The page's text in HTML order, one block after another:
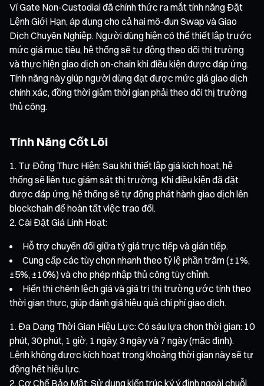
Ví Gate Non-Custodial đã chính thức ra mắt tính năng Đặt
Lệnh Giới Hạn, áp dụng cho cả hai mô-đun Swap và Giao
Dịch Chuyên Nghiệp. Người dùng hiện có thể thiết lập trước
mức giá mục tiêu, hệ thống sẽ tự động theo dõi thị trường
và thực hiện giao dịch on-chain khi điều kiện được đáp ứng.
Tính năng này giúp người dùng đạt được mức giá giao dịch
chính xác, đồng thời giảm thời gian phải theo dõi thị trường
thủ công.
Tính Năng Cốt Lõi
Tự Động Thực Hiện: Sau khi thiết lập giá kích hoạt, hệ
thống sẽ liên tục giám sát thị trường. Khi điều kiện đã đặt
được đáp ứng, hệ thống sẽ tự động phát hành giao dịch lên
blockchain để hoàn tất việc trao đổi.
Cài Đặt Giá Linh Hoạt:
Hỗ trợ chuyển đổi giữa tỷ giá trực tiếp và gián tiếp.
Cung cấp các tùy chọn nhanh theo tỷ lệ phần trăm (±1%,
±5%, ±10%) và cho phép nhập thủ công tùy chỉnh.
Hiển thị chênh lệch giá và giá trị thị trường ước tính theo
thời gian thực, giúp đánh giá hiệu quả chi phí giao dịch.
Đa Dạng Thời Gian Hiệu Lực: Có sáu lựa chọn thời gian: 10
phút, 30 phút, 1 giờ, 1 ngày, 3 ngày và 7 ngày (mặc định).
Lệnh không được kích hoạt trong khoảng thời gian này sẽ tự
động hết hiệu lực.
Cơ Chế Bảo Mật: Sử dụng kiến trúc ký ý định ngoài chuỗi.